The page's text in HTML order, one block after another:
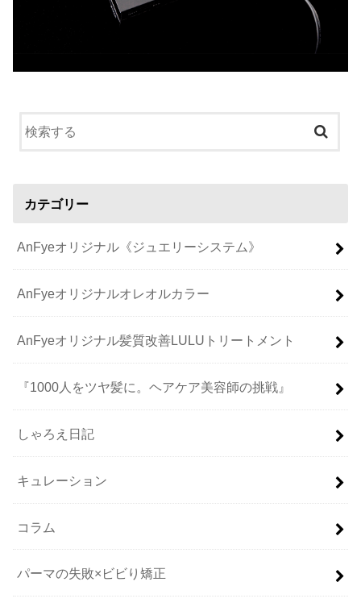
カテゴリー
AnFyeオリジナル《ジュエリーシステム》
AnFyeオリジナルオレオルカラー
AnFyeオリジナル髪質改善LULUトリートメント
『1000人をツヤ髪に。ヘアケア美容師の挑戦』
しゃろえ日記
キュレーション
コラム
パーマの失敗×ビビり矯正